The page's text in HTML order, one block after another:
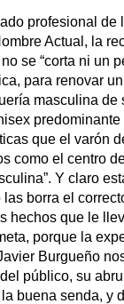
profesional de
Actual, la
se “corta ni un
para renovar
masculina de
que el varón
como el centro
Y claro
borra el
hechos que le
porque la
Burgueño
público, su
buena senda, y